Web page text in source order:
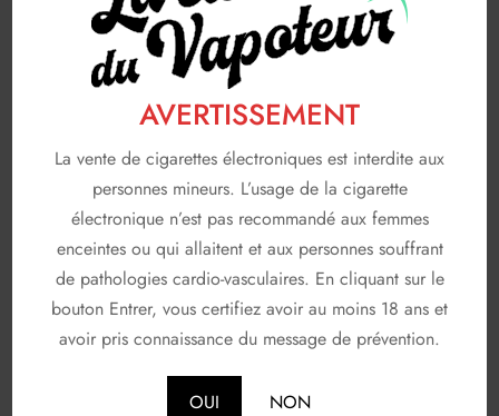
AVERTISSEMENT
La vente de cigarettes électroniques est interdite aux
personnes mineurs. L’usage de la cigarette
électronique n’est pas recommandé aux femmes
enceintes ou qui allaitent et aux personnes souffrant
de pathologies cardio-vasculaires. En cliquant sur le
bouton Entrer, vous certifiez avoir au moins 18 ans et
avoir pris connaissance du message de prévention.
OUI NON
€
Souhaits